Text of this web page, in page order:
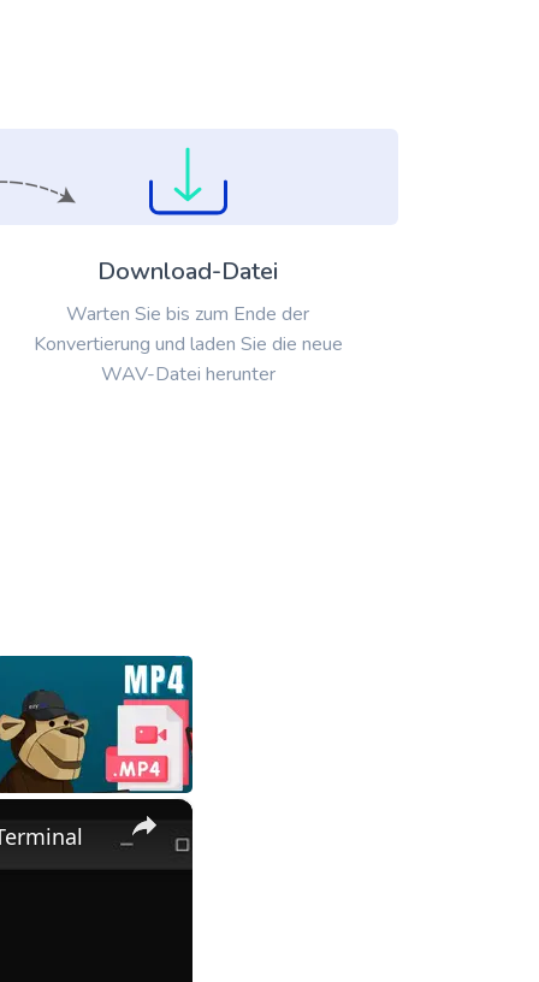
Download-Datei
Warten Sie bis zum Ende der
Konvertierung und laden Sie die neue
WAV-Datei herunter
×